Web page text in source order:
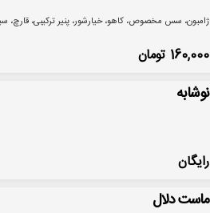
ژامبون، سس مخصوص، کاهو، خیارشور، پنیر ترکیبی، قارچ،
160,000 تومان
نوشابه
رایگان
ماست دلال